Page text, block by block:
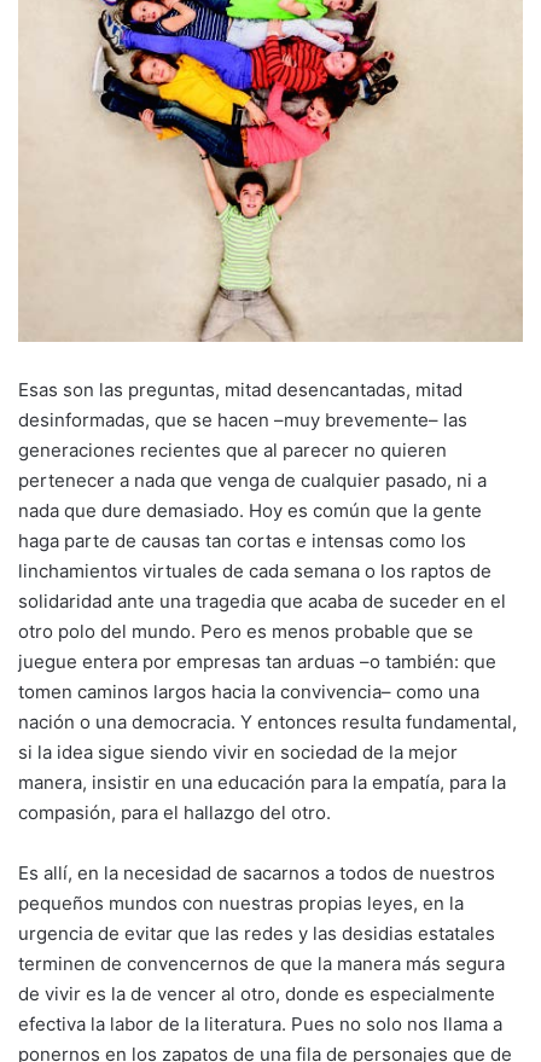
Esas son las preguntas, mitad desencantadas, mitad
desinformadas, que se hacen –muy brevemente– las
generaciones recientes que al parecer no quieren
pertenecer a nada que venga de cualquier pasado, ni a
nada que dure demasiado. Hoy es común que la gente
haga parte de causas tan cortas e intensas como los
linchamientos virtuales de cada semana o los raptos de
solidaridad ante una tragedia que acaba de suceder en el
otro polo del mundo. Pero es menos probable que se
juegue entera por empresas tan arduas –o también: que
tomen caminos largos hacia la convivencia– como una
nación o una democracia. Y entonces resulta fundamental,
si la idea sigue siendo vivir en sociedad de la mejor
manera, insistir en una educación para la empatía, para la
compasión, para el hallazgo del otro.
Es allí, en la necesidad de sacarnos a todos de nuestros
pequeños mundos con nuestras propias leyes, en la
urgencia de evitar que las redes y las desidias estatales
terminen de convencernos de que la manera más segura
de vivir es la de vencer al otro, donde es especialmente
efectiva la labor de la literatura. Pues no solo nos llama a
ponernos en los zapatos de una fila de personajes que de